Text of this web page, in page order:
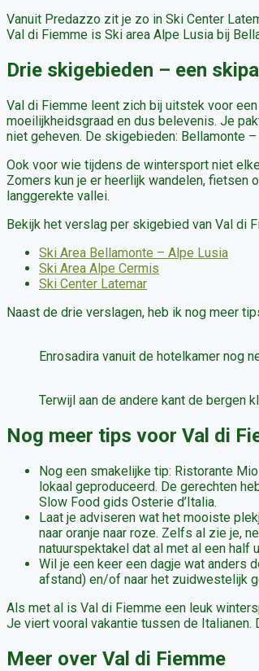
Vanuit Predazzo zit je zo in Ski Center
Val di Fiemme is Ski area Alpe Lusia bij
Drie skigebieden – een
Val di Fiemme leent zich bij uitstek voor
moeilijkheidsgraad en dus belevenis. Je
niet geheven. De skigebieden: Bellamonte
Ook voor wie tijdens de wintersport niet
Zomers kun je er heerlijk wandelen, fietsen
langgerekte vallei.
Bekijk het verslag per skigebied van Val di
Ski Area Bellamonte – Alpe Lusia
Ski Area Alpe Cermis
Ski Center Latemar
Naast de drie verslagen, heb ik nog meer
Enrosadira vanuit de hotelkamer nog
Terwijl aan de andere kant de bergen
Nog meer tips voor Val di
Nog een smakelijke tip: Ristorante
lokaal geproduceerd. De gerechten
Slow Food gids Osterie d’Italia.
Laat je adviseren wat het mooiste
naar oranje naar roze. Zelfs al zie je,
natuurspektakel dat al met al een half
Wil je een keer een dagje wat anders
afstand) en/of naar het zuidwestelijk
Als met al is Val di Fiemme een leuk
Je viert vooral vakantie tussen de Italianen.
Meer over Val di Fiemme